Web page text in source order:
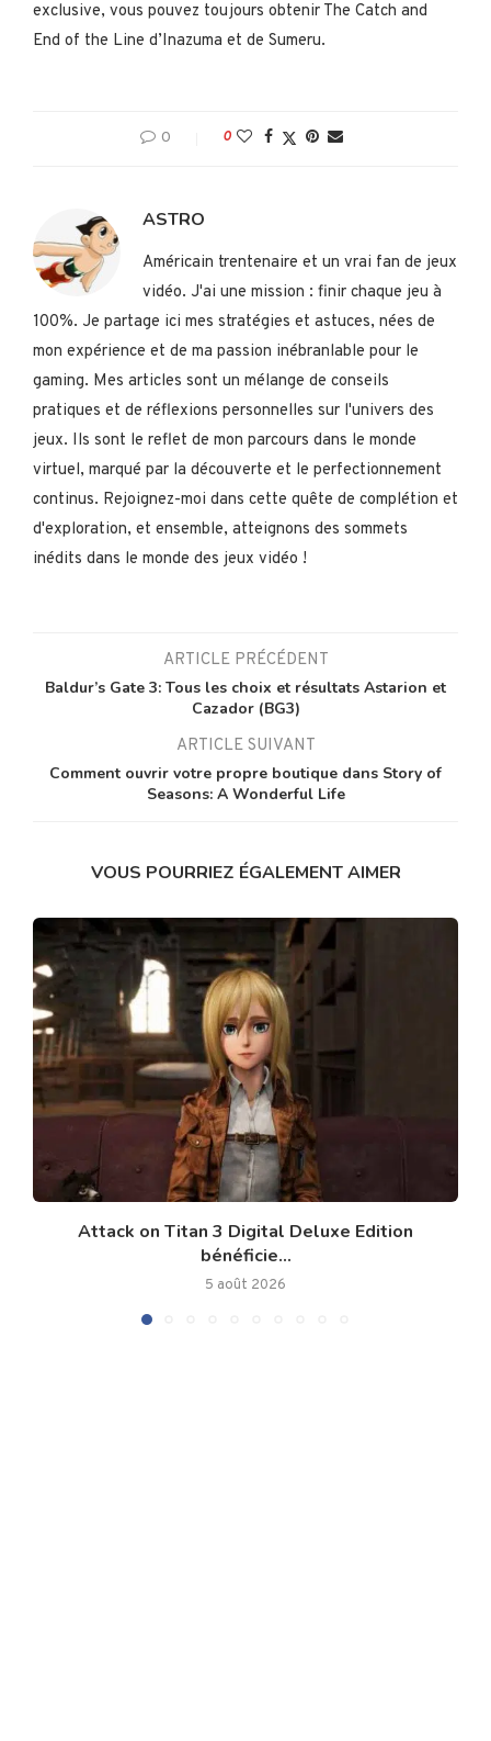
exclusive, vous pouvez toujours obtenir The Catch and
End of the Line d’Inazuma et de Sumeru.
0 0
ASTRO
Américain trentenaire et un vrai fan de jeux
vidéo. J'ai une mission : finir chaque jeu à
100%. Je partage ici mes stratégies et astuces, nées de
mon expérience et de ma passion inébranlable pour le
gaming. Mes articles sont un mélange de conseils
pratiques et de réflexions personnelles sur l'univers des
jeux. Ils sont le reflet de mon parcours dans le monde
virtuel, marqué par la découverte et le perfectionnement
continus. Rejoignez-moi dans cette quête de complétion et
d'exploration, et ensemble, atteignons des sommets
inédits dans le monde des jeux vidéo !
ARTICLE PRÉCÉDENT
Baldur’s Gate 3: Tous les choix et résultats Astarion et
Cazador (BG3)
ARTICLE SUIVANT
Comment ouvrir votre propre boutique dans Story of
Seasons: A Wonderful Life
VOUS POURRIEZ ÉGALEMENT AIMER
Attack on Titan 3 Digital Deluxe Edition
bénéficie...
5 août 2026